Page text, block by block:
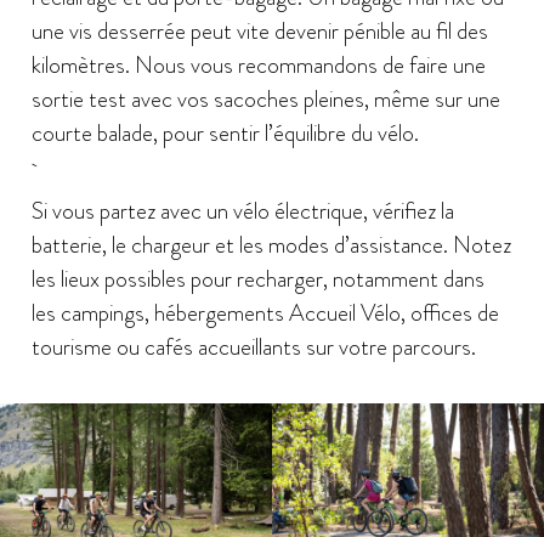
une vis desserrée peut vite devenir pénible au fil des
kilomètres. Nous vous recommandons de faire une
sortie test avec vos sacoches pleines, même sur une
courte balade, pour sentir l’équilibre du vélo.
Si vous partez avec un vélo électrique, vérifiez la
batterie, le chargeur et les modes d’assistance. Notez
les lieux possibles pour recharger, notamment dans
les campings, hébergements Accueil Vélo, offices de
tourisme ou cafés accueillants sur votre parcours.